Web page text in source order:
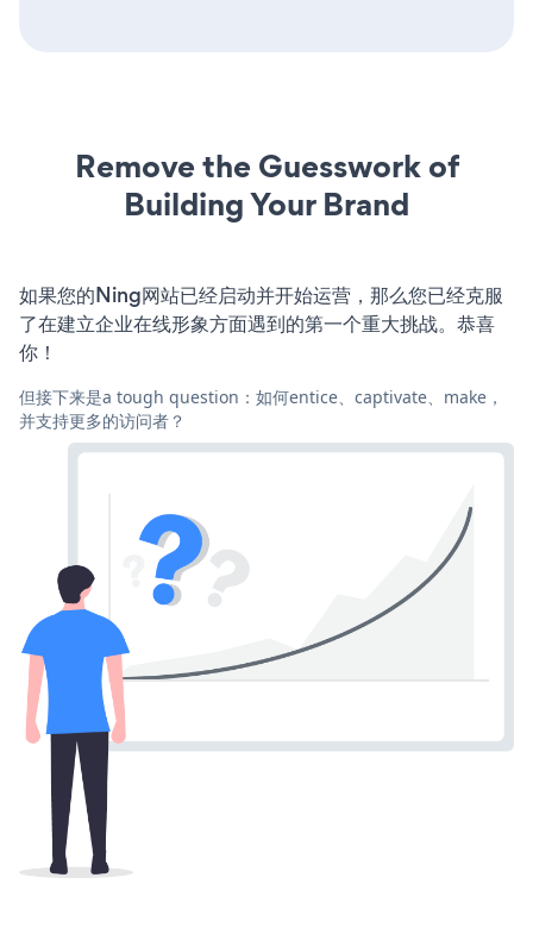
Remove the Guesswork of
Building Your Brand
如果您的Ning网站已经启动并开始运营，那么您已经克服
了在建立企业在线形象方面遇到的第一个重大挑战。恭喜
你！
但接下来是a tough question：如何entice、captivate、make，
并支持更多的访问者？